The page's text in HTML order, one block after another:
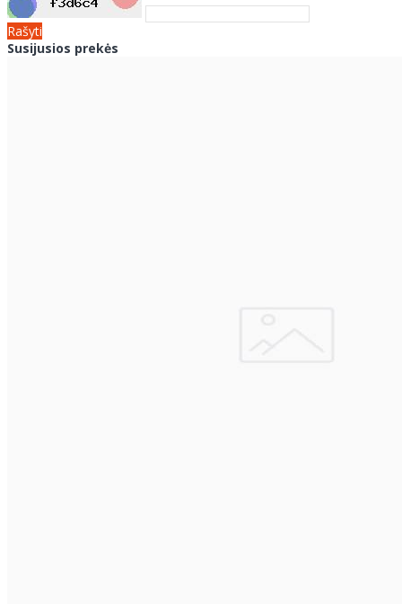
Rašyti
Susijusios prekės